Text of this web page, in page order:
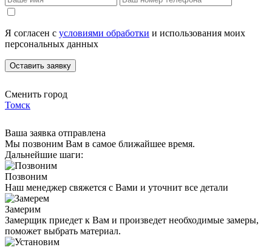
Я согласен с условиями обработки и использования моих
персональных данных
Оставить заявку
Сменить город
Томск
Ваша заявка отправлена
Мы позвоним Вам в самое ближайшее время.
Дальнейшие шаги:
Позвоним
Наш менеджер свяжется с Вами и уточнит все детали
Замерим
Замерщик приедет к Вам и произведет необходимые замеры,
поможет выбрать материал.